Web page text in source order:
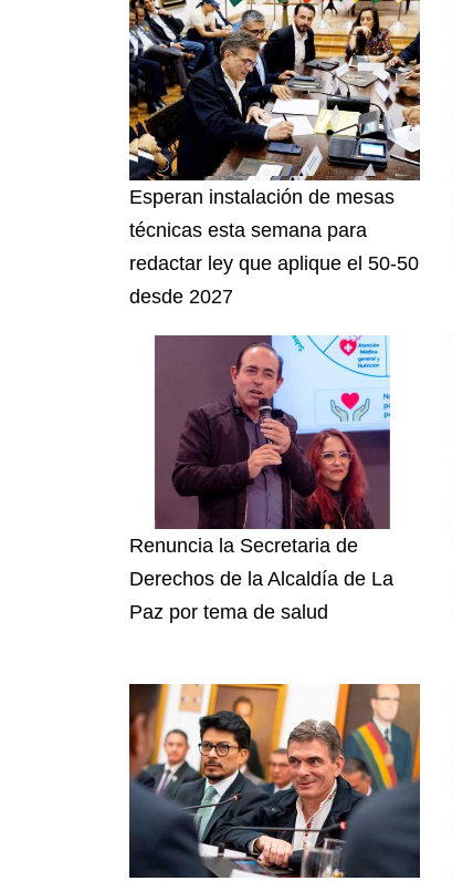
Esperan instalación de mesas
técnicas esta semana para
redactar ley que aplique el 50-50
desde 2027
Renuncia la Secretaria de
Derechos de la Alcaldía de La
Paz por tema de salud